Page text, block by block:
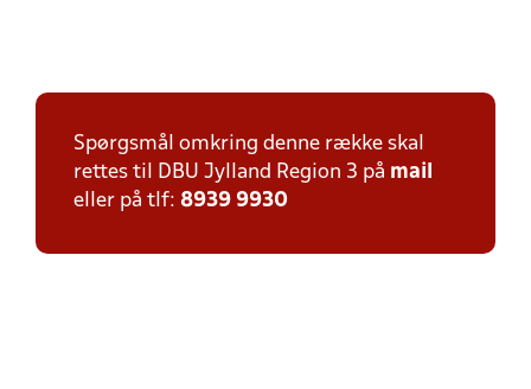
Spørgsmål omkring denne række skal
rettes til DBU Jylland Region 3 på mail
eller på tlf: 8939 9930